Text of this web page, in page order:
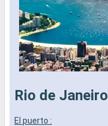
Rio de Janeiro
El puerto :